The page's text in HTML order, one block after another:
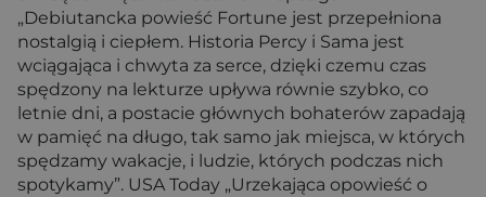
„Debiutancka powieść Fortune jest przepełniona
nostalgią i ciepłem. Historia Percy i Sama jest
wciągająca i chwyta za serce, dzięki czemu czas
spędzony na lekturze upływa równie szybko, co
letnie dni, a postacie głównych bohaterów zapadają
w pamięć na długo, tak samo jak miejsca, w których
spędzamy wakacje, i ludzie, których podczas nich
spotykamy”. USA Today „Urzekająca opowieść o